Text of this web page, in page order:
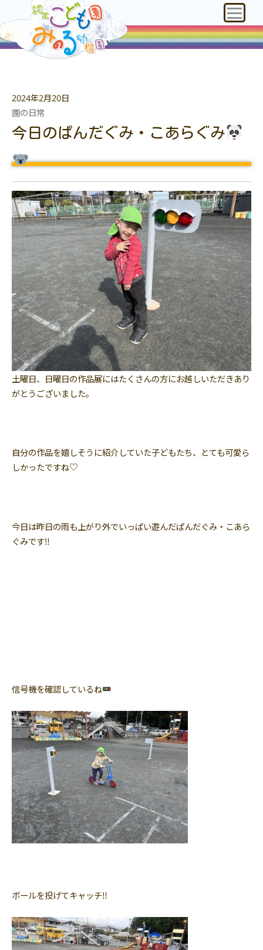
2024年2月20日
園の日常
今日のぱんだぐみ・こあらぐみ
土曜日、日曜日の作品展にはたくさんの方にお越しいただきあり
がとうございました。
自分の作品を嬉しそうに紹介していた子どもたち、とても可愛ら
しかったですね♡
今日は昨日の雨も上がり外でいっぱい遊んだぱんだぐみ・こあら
ぐみです‼︎
信号機を確認しているね
ボールを投げてキャッチ‼︎